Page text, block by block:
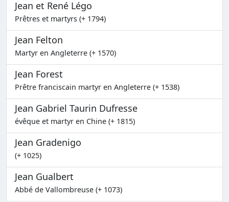
Jean et René Légo
Prêtres et martyrs (+ 1794)
Jean Felton
Martyr en Angleterre (+ 1570)
Jean Forest
Prêtre franciscain martyr en Angleterre (+ 1538)
Jean Gabriel Taurin Dufresse
évêque et martyr en Chine (+ 1815)
Jean Gradenigo
(+ 1025)
Jean Gualbert
Abbé de Vallombreuse (+ 1073)